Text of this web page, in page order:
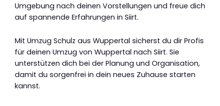
Umgebung nach deinen Vorstellungen und freue dich
auf spannende Erfahrungen in Siirt.
Mit Umzug Schulz aus Wuppertal sicherst du dir Profis
für deinen Umzug von Wuppertal nach Siirt. Sie
unterstützen dich bei der Planung und Organisation,
damit du sorgenfrei in dein neues Zuhause starten
kannst.